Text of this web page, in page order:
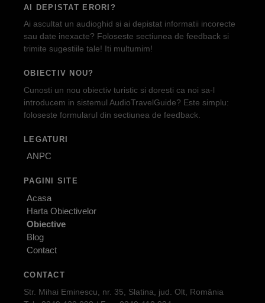
AI DEPISTAT ERORI?
Ai ascultat un audioghid si ai depistat informatii incorecte
sau date inexacte? Foloseste sectiunea de feedback si
trimite sugestiile tale! Iti multumim!
OBIECTIV NOU?
Cunosti un nou obiectiv turistic si doresti ca noi sa-l
introducem in sistemul AudioTravelGuide? Este simplu:
foloseste formularul din sectiunea de feedback.
LEGATURI
ANPC
PAGINI SITE
Acasa
Harta Obiectivelor
Obiective
Blog
Contact
CONTACT
Str. Mihai Eminescu, nr. 35, Slatina, jud. Olt, România